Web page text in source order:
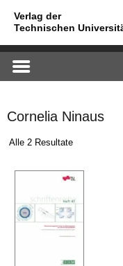
Cornelia Ninaus
Alle 2 Resultate